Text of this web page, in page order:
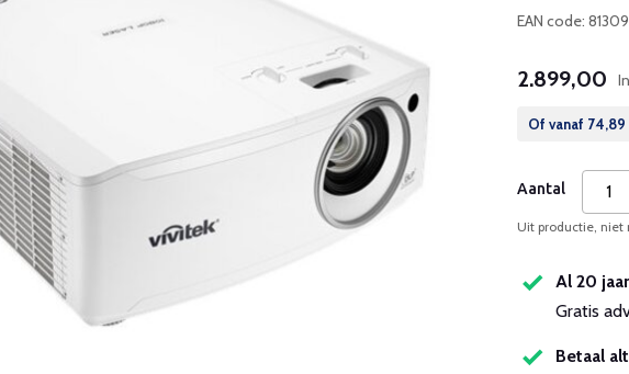
EAN code:
2.899,00
Of vanaf 74,89
Aantal
Uit productie, niet
Al 20
Gratis
Betaal